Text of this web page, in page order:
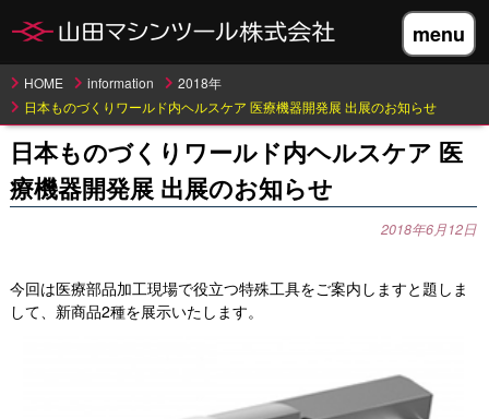
日本ものづくりワールド内ヘルスケア 医
療機器開発展 出展のお知らせ
2018年6月12日
今回は医療部品加工現場で役立つ特殊工具をご案内しますと題しま
して、新商品2種を展示いたします。
HOME information
2018年
日本ものづくりワールド内ヘルスケア 医療機器開発展 出展のお知らせ
menu